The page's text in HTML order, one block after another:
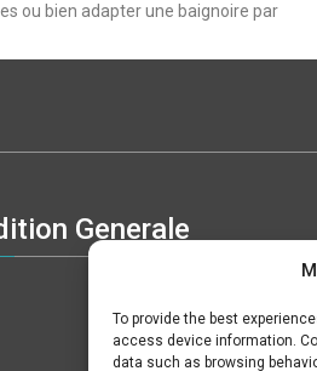
To provide the best
access device information.
data such as browsing
ou bien adapter une baignoire par
Generale